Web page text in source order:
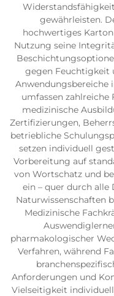
gewährleisten.
hochwertiges
Nutzung seine
gegen Feuchtigkeit
Anwendungsbereiche
umfassen zahlreiche
medizinische
Zertifizierungen,
betriebliche
setzen individuell
Vorbereitung auf
von Wortschatz und
ein – quer durch alle
Naturwissenschaften
Medizinische
pharmakologischer
Verfahren, während
Anforderungen und
Vielseitigkeit